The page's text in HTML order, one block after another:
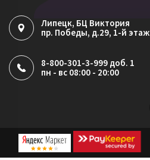
Липецк, БЦ Виктория
пр. Победы, д.29, 1-й этаж
8-800-301-3-999 доб. 1
пн - вс 08:00 - 20:00